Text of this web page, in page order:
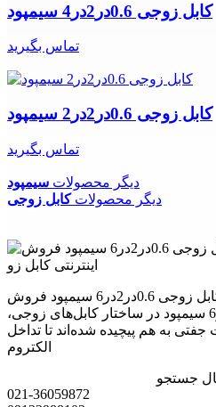
کابل زوجی 0.6در2در4 سیمپود
تماس بگیرید
کابل زوجی 0.6در2در2 سیمپود
تماس بگیرید
دیگر محصولات سیمپود
دیگر محصولاتکابل زوجی
فروش سیم و کابل قیمت کابل زوجی 0.6در2در6 سیمپود فروش
اینترنتی کابل زوجی 0.6در2در6 سیمپود در ساختار کابل‌های زوجی،
به هم پیچیده شده‌اند تا تداخل
الکتروم
جستجو
021-36059872